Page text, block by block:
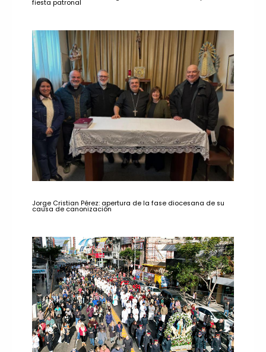
fiesta patronal
Jorge Cristian Pérez: apertura de la fase diocesana de su
causa de canonización